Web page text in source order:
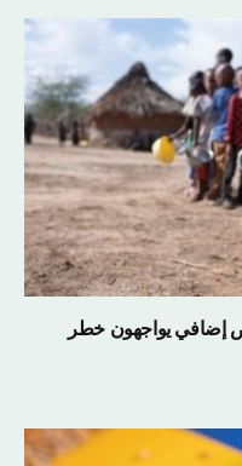
49 مليون شخص إضافي يواجهون خطر